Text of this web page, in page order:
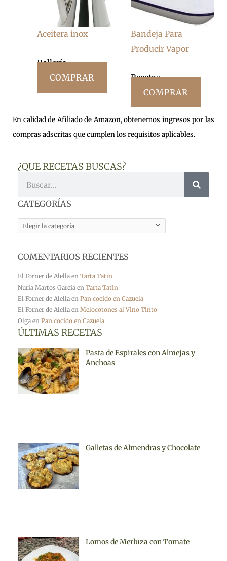
Aceitera inox
Bollería
COMPRAR
Bandeja Para
Producir Vapor
Recetas
COMPRAR
En calidad de Afiliado de Amazon, obtenemos ingresos por las
compras adscritas que cumplen los requisitos aplicables.
¿QUE RECETAS BUSCAS?
CATEGORÍAS
CATEGORÍAS
COMENTARIOS RECIENTES
El Forner de Alella en Tarta Tatin
Nuria Martos Garcia en Tarta Tatin
El Forner de Alella en Pan cocido en Cazuela
El Forner de Alella en Melocotones al Vino Tinto
Olga en Pan cocido en Cazuela
ÚLTIMAS RECETAS
Pasta de Espirales con Almejas y
Anchoas
Galletas de Almendras y Chocolate
Lomos de Merluza con Tomate